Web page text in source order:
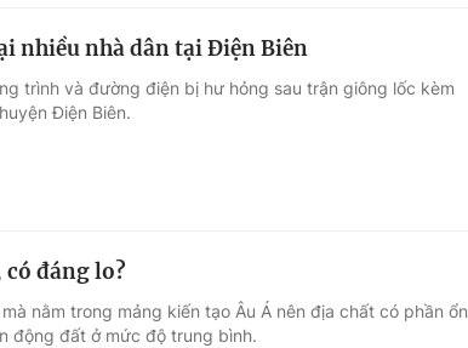
nhiều nhà dân tại Điện Biên
trình và đường điện bị hư hỏng sau trận giông lốc kèm
Điện Biên.
đáng lo?
nằm trong mảng kiến tạo Âu Á nên địa chất có phần ổn
động đất ở mức độ trung bình.